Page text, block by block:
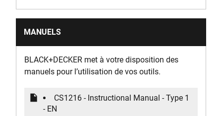
MANUELS
BLACK+DECKER met à votre disposition des
manuels pour l’utilisation de vos outils.
CS1216 - Instructional Manual - Type 1
- EN